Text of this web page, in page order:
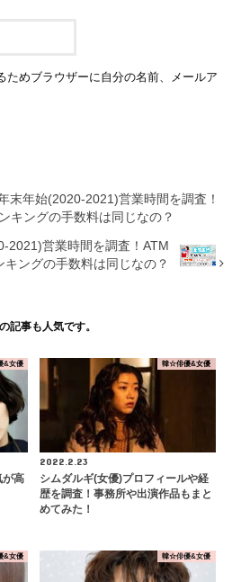
ためブラウザーに自分の名前、メールア
末年始(2020-2021)営業時間を調査！
キングの手数料は同じなの？
2021)営業時間を調査！ATM
キングの手数料は同じなの？
記事も人気です。
&女優
が高
韓☆俳優&女優
2022.2.23
シムダルギ(女優)プロフィールや経
歴を調査！事務所や出演作品もまと
めてみた！
&女優 韓☆俳優&女優